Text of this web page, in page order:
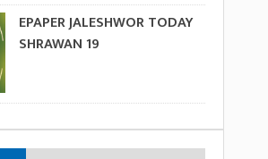
EPAPER JALESHWOR TODAY
SHRAWAN 19